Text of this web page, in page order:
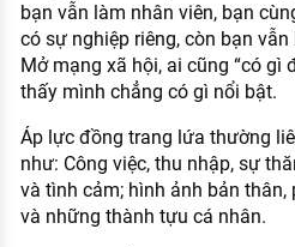
bạn vẫn làm nhân viên, bạn
có sự nghiệp riêng, còn bạn
Mở mạng xã hội, ai cũng “có gì
thấy mình chẳng có gì nổi bật.
Áp lực đồng trang lứa thường
như: Công việc, thu nhập, sự
và tình cảm; hình ảnh bản thân,
và những thành tựu cá nhân.